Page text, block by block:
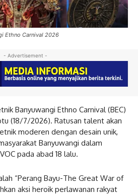
Ethno Carnival 2026
- Advertisement -
Banyuwangi Ethno Carnival (BEC)
(18/7/2026). Ratusan talent akan
moderen dengan desain unik,
Banyuwangi dalam
pada abad 18 lalu.
“Perang Bayu-The Great War of
aksi heroik perlawanan rakyat